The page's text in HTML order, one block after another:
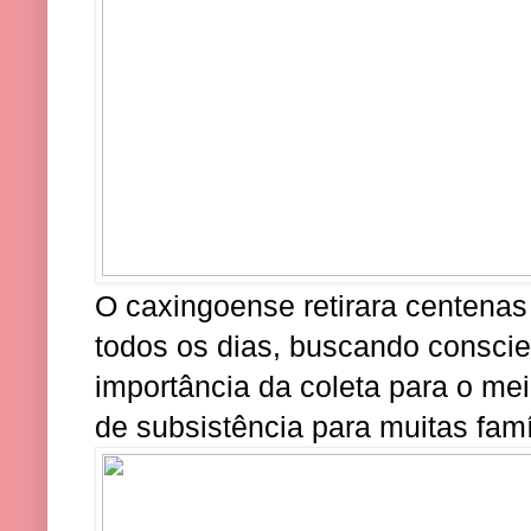
O caxingoense retirara
todos os dias, buscando
importância da coleta para o
de subsistência para muitas